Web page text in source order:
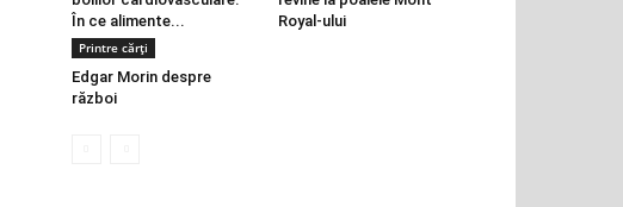
În ce alimente...
Royal-ului
Printre cărți
Edgar Morin despre
război